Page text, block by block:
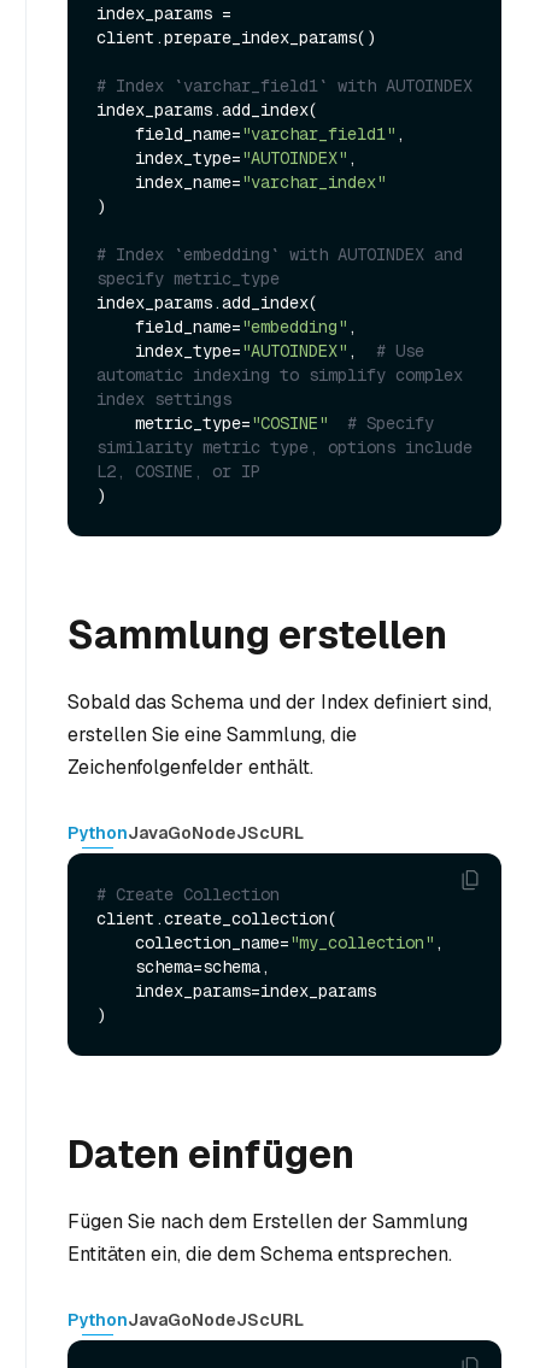
index_params =
client.prepare_index_params()
# Index `varchar_field1` with AUTOINDEX
index_params.add_index(
    field_name=
"varchar_field1" ,
    index_type=
"AUTOINDEX" ,
    index_name=
"varchar_index"
)
# Index `embedding` with AUTOINDEX and
specify metric_type
index_params.add_index(
    field_name=
"embedding" ,
    index_type=
"AUTOINDEX" , # Use
automatic indexing to simplify complex
index settings
    metric_type=
"COSINE"
# Specify
similarity metric type, options include
L2, COSINE, or IP
Sammlung erstellen
Sobald das Schema und der Index definiert sind,
erstellen Sie eine Sammlung, die
Zeichenfolgenfelder enthält.
PythonJavaGoNodeJScURL
# Create Collection
client.create_collection(
    collection_name=
"my_collection" ,
Daten einfügen
Fügen Sie nach dem Erstellen der Sammlung
Entitäten ein, die dem Schema entsprechen.
PythonJavaGoNodeJScURL